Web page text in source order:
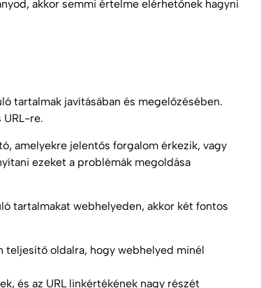
akkor semmi értelme elérhetőnek hagyni
tartalmak javításában és megelőzésében.
URL-re.
amelyekre jelentős forgalom érkezik, vagy
ezeket a problémák megoldása
tartalmakat webhelyeden, akkor két fontos
teljesítő oldalra, hogy webhelyed minél
és az URL linkértékének nagy részét